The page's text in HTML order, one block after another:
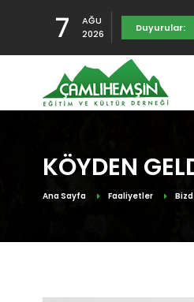
7
AĞU
2026
Duyurular:
KÖYDEN
Ana Sayfa Faaliyetler